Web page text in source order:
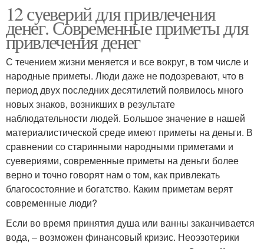
12 суеверий для привлечения
денег. Современные приметы для
привлечения денег
С течением жизни меняется и все вокруг, в том числе и
народные приметы. Люди даже не подозревают, что в
период двух последних десятилетий появилось много
новых знаков, возникших в результате
наблюдательности людей. Большое значение в нашей
материалистической среде имеют приметы на деньги. В
сравнении со старинными народными приметами и
суевериями, современные приметы на деньги более
верно и точно говорят нам о том, как привлекать
благосостояние и богатство. Каким приметам верят
современные люди?
Если во время принятия душа или ванны заканчивается
вода, – возможен финансовый кризис. Неоэзотерики